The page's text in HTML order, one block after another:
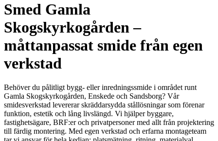
Smed Gamla
Skogskyrkogården –
måttanpassat smide från egen
verkstad
Behöver du pålitligt bygg- eller inredningssmide i området runt
Gamla Skogskyrkogården, Enskede och Sandsborg? Vår
smidesverkstad levererar skräddarsydda stållösningar som förenar
funktion, estetik och lång livslängd. Vi hjälper byggare,
fastighetsägare, BRF:er och privatpersoner med allt från projektering
till färdig montering. Med egen verkstad och erfarna montageteam